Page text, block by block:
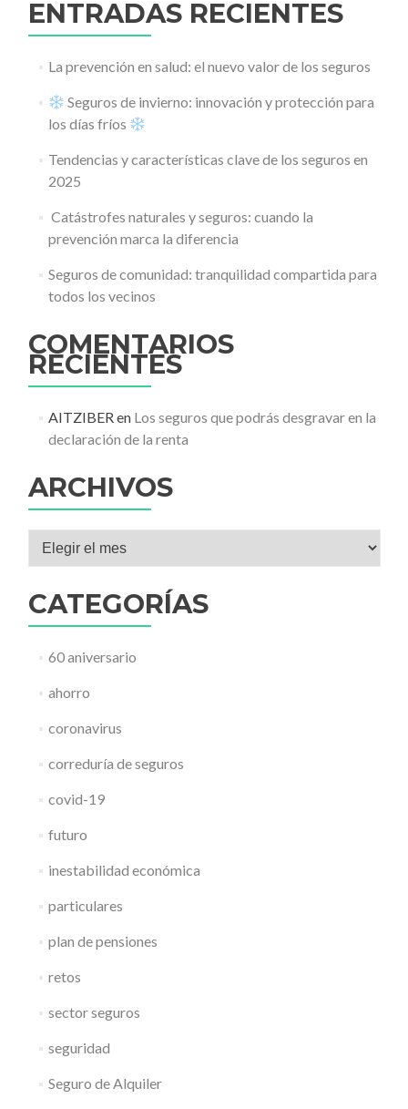
ENTRADAS RECIENTES
La prevención en salud: el nuevo valor de los seguros
Seguros de invierno: innovación y protección para
los días fríos
Tendencias y características clave de los seguros en
2025
️ Catástrofes naturales y seguros: cuando la
prevención marca la diferencia
Seguros de comunidad: tranquilidad compartida para
todos los vecinos
COMENTARIOS
RECIENTES
AITZIBERen Los seguros que podrás desgravar en la
declaración de la renta
ARCHIVOS
Archivos
CATEGORÍAS
60 aniversario
ahorro
coronavirus
correduría de seguros
covid-19
futuro
inestabilidad económica
particulares
plan de pensiones
retos
sector seguros
seguridad
Seguro de Alquiler